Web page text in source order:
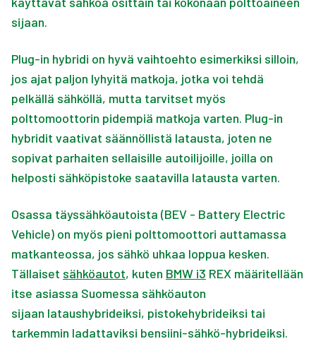
sijaan.
Plug-in hybridi on hyvä vaihtoehto esimerkiksi silloin,
jos ajat paljon lyhyitä matkoja, jotka voi tehdä
pelkällä sähköllä, mutta tarvitset myös
polttomoottorin pidempiä matkoja varten. Plug-in
hybridit vaativat säännöllistä latausta, joten ne
sopivat parhaiten sellaisille autoilijoille, joilla on
helposti sähköpistoke saatavilla latausta varten.
Osassa täyssähköautoista (BEV - Battery Electric
Vehicle) on myös pieni polttomoottori auttamassa
matkanteossa, jos sähkö uhkaa loppua kesken.
Tällaiset sähköautot, kuten BMW i3 REX määritellään
itse asiassa Suomessa sähköauton
sijaan lataushybrideiksi, pistokehybrideiksi tai
tarkemmin ladattaviksi bensiini-sähkö-hybrideiksi.